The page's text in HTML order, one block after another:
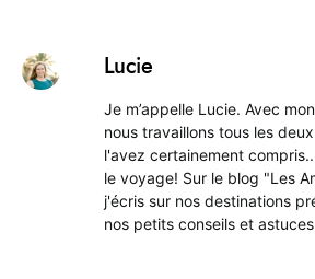
Lucie
Je m’appelle Lucie. Avec
nous travaillons tous les
l'avez certainement
le voyage! Sur le blog "Les
j'écris sur nos destinations
nos petits conseils et